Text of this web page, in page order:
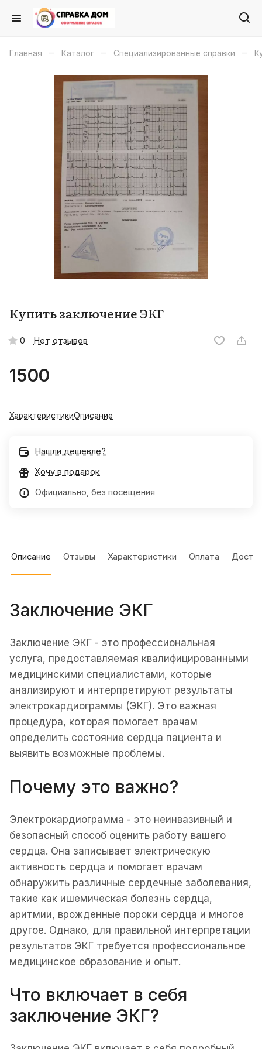
Главная – Каталог – Специализированные справки –
Купить заключение ЭКГ
0 Нет отзывов
1500
ХарактеристикиОписание
Нашли дешевле?
Хочу в подарок
Официально, без посещения
Описание Отзывы Характеристики Оплата
Заключение ЭКГ
Заключение ЭКГ - это профессиональная
услуга, предоставляемая квалифицированными
медицинскими специалистами, которые
анализируют и интерпретируют результаты
электрокардиограммы (ЭКГ). Это важная
процедура, которая помогает врачам
определить состояние сердца пациента и
выявить возможные проблемы.
Почему это важно?
Электрокардиограмма - это неинвазивный и
безопасный способ оценить работу вашего
сердца. Она записывает электрическую
активность сердца и помогает врачам
обнаружить различные сердечные заболевания,
такие как ишемическая болезнь сердца,
аритмии, врожденные пороки сердца и многое
другое. Однако, для правильной интерпретации
результатов ЭКГ требуется профессиональное
медицинское образование и опыт.
Что включает в себя
заключение ЭКГ?